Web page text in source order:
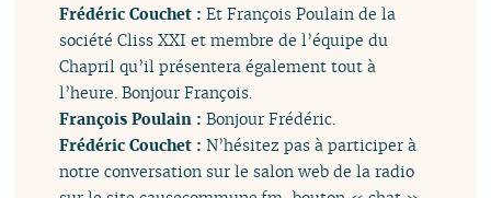
Frédéric Couchet :Et François Poulain de la
société Cliss XXI et membre de l’équipe du
Chapril qu’il présentera également tout à
l’heure. Bonjour François.
François Poulain :Bonjour Frédéric.
Frédéric Couchet :N’hésitez pas à participer à
notre conversation sur le salon web de la radio